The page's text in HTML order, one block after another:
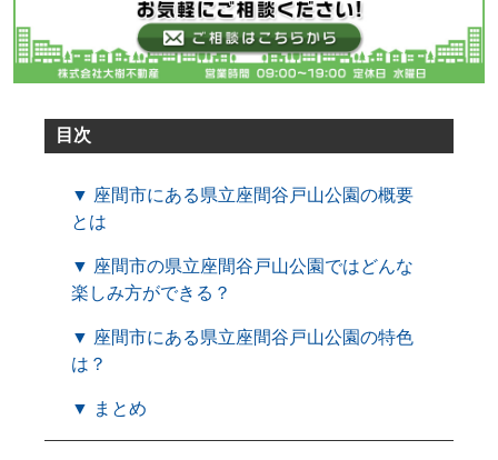
目次
▼ 座間市にある県立座間谷戸山公園の概要
とは
▼ 座間市の県立座間谷戸山公園ではどんな
楽しみ方ができる？
▼ 座間市にある県立座間谷戸山公園の特色
は？
▼ まとめ